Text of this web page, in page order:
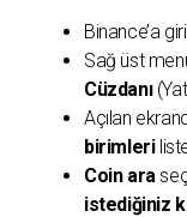
Binance’a
Sağ üst
Cüzdanı
Açılan
birimleri
Coin ara
istediğiniz